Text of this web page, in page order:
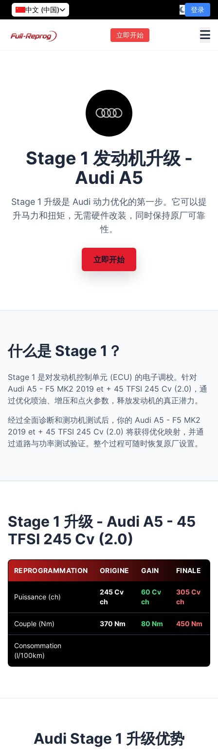
中文 (中国) 登录
立即开始
Stage 1 发动机升级 -
Audi A5
Stage 1 升级是 Audi 动力优化的第一步。它可以提
升马力和扭矩，无需硬件改装，同时保持原厂可靠
性。
立即开始
什么是 Stage 1？
Stage 1 是对发动机控制单元 (ECU) 的电子调校。针对
Audi A5 - F5 MK2 2019 et + 45 TFSI 245 Cv (2.0)，通
过优化喷油、增压和点火参数，释放发动机的真正潜力。
经过全面诊断和测功机测试后，你的 Audi A5 - F5 MK2
2019 et + 45 TFSI 245 Cv (2.0) 将获得优化映射，并通
过道路与功率测试验证。整个过程可随时恢复原厂设置。
Stage 1 升级 - Audi A5 - 45
TFSI 245 Cv (2.0)
REPROGRAMMATION ORIGINE GAIN FINALE
Puissance (ch)
245 Cv
ch
60 Cv
ch
305 Cv
ch
Couple (Nm) 370 Nm 80 Nm 450 Nm
Consommation
(l/100km)
Audi Stage 1 升级优势